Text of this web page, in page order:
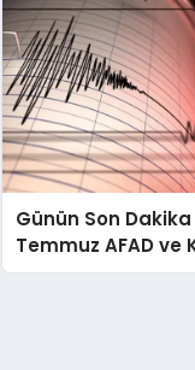
Günün Son
Temmuz AFAD ve